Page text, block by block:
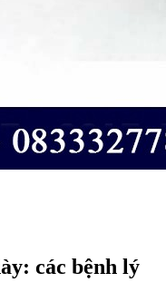
các bệnh lý